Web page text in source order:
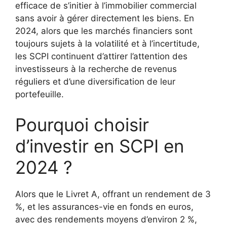
efficace de s’initier à l’immobilier commercial
sans avoir à gérer directement les biens. En
2024, alors que les marchés financiers sont
toujours sujets à la volatilité et à l’incertitude,
les SCPI continuent d’attirer l’attention des
investisseurs à la recherche de revenus
réguliers et d’une diversification de leur
portefeuille.
Pourquoi choisir
d’investir en SCPI en
2024 ?
Alors que le Livret A, offrant un rendement de 3
%, et les assurances-vie en fonds en euros,
avec des rendements moyens d’environ 2 %,